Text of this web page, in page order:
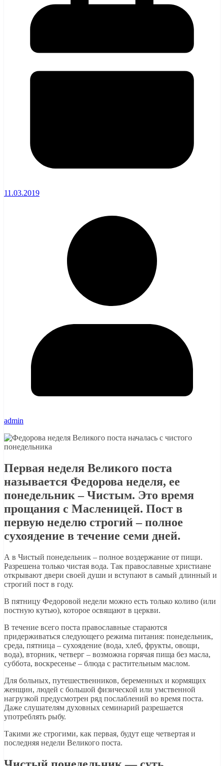
11.03.2019
admin
Первая неделя Великого поста
называется Федорова неделя, ее
понедельник – Чистым. Это время
прощания с Масленицей. Пост в
первую неделю строгий – полное
сухоядение в течение семи дней.
А в Чистый понедельник – полное воздержание от пищи.
Разрешена только чистая вода. Так православные христиане
открывают двери своей души и вступают в самый длинный и
строгий пост в году.
В пятницу Федоровой недели можно есть только коливо (или
постную кутью), которое освящают в церкви.
В течение всего поста православные стараются
придерживаться следующего режима питания: понедельник,
среда, пятница – сухоядение (вода, хлеб, фрукты, овощи,
вода), вторник, четверг – возможна горячая пища без масла,
суббота, воскресенье – блюда с растительным маслом.
Для больных, путешественников, беременных и кормящих
женщин, людей с большой физической или умственной
нагрузкой предусмотрен ряд послаблений во время поста.
Даже слушателям духовных семинарий разрешается
употреблять рыбу.
Такими же строгими, как первая, будут еще четвертая и
последняя недели Великого поста.